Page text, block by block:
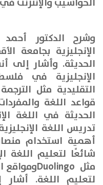
وشرح الدكتور
الإنجليزية بجامعة
الحديثة. وأشار إلى
الإنجليزية في
التقليدية مثل
قواعد اللغة
الحديثة في اللغة
تدريس اللغة
أهمية استخدام
شائعًا لتعليم اللغة
مثل Duolingoومواقع
لتعليم اللغة. أشار